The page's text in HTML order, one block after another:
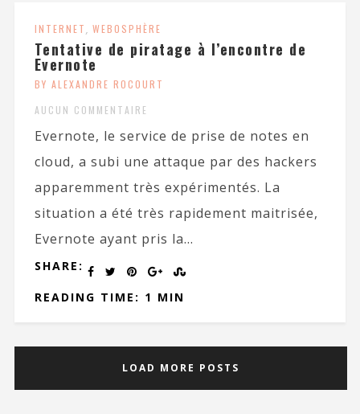
INTERNET, WEBOSPHÈRE
Tentative de piratage à l’encontre de
Evernote
BY ALEXANDRE ROCOURT
AUCUN COMMENTAIRE
Evernote, le service de prise de notes en
cloud, a subi une attaque par des hackers
apparemment très expérimentés. La
situation a été très rapidement maitrisée,
Evernote ayant pris la...
SHARE:
READING TIME: 1 MIN
LOAD MORE POSTS